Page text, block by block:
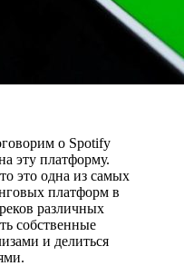
о Spotify
эту платформу.
это одна из самых
платформ в
различных
собственные
и делиться